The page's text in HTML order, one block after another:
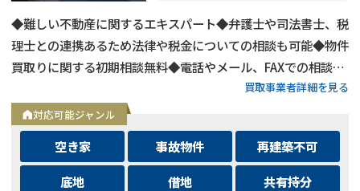
◆難しい不動産に関するエキスパート◆弁護士や司法書士、税
理士との連携あるため法律や税金についての相談も可能◆物件
買取りに関する初期相談無料◆電話やメール、FAXでの相談可
買取事業者詳細を見る
対応可能ジャンル
空き家 事故物件
再建築不可
底地
借地
共有持分